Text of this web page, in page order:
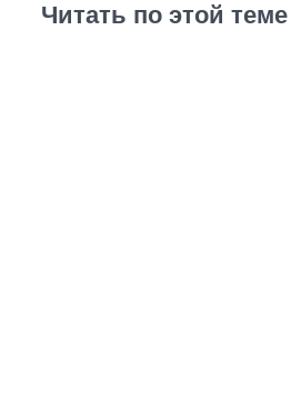
Читать по этой теме